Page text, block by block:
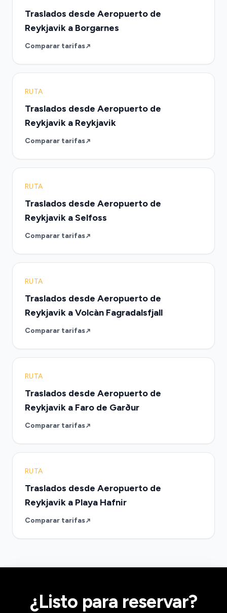
Traslados desde Aeropuerto de
Reykjavik a Borgarnes
Comparar tarifas
RUTA
Traslados desde Aeropuerto de
Reykjavik a Reykjavik
Comparar tarifas
RUTA
Traslados desde Aeropuerto de
Reykjavik a Selfoss
Comparar tarifas
RUTA
Traslados desde Aeropuerto de
Reykjavik a Volcàn Fagradalsfjall
Comparar tarifas
RUTA
Traslados desde Aeropuerto de
Reykjavik a Faro de Garður
Comparar tarifas
RUTA
Traslados desde Aeropuerto de
Reykjavik a Playa Hafnir
Comparar tarifas
¿Listo para reservar?